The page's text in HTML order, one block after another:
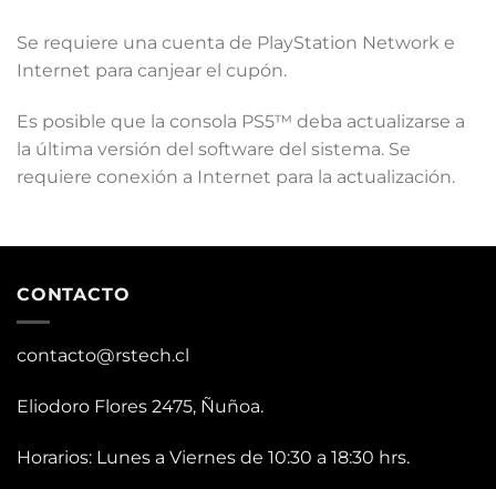
Se requiere una cuenta de PlayStation Network e
Internet para canjear el cupón.
Es posible que la consola PS5™ deba actualizarse a
la última versión del software del sistema. Se
requiere conexión a Internet para la actualización.
CONTACTO
contacto@rstech.cl
Eliodoro Flores 2475, Ñuñoa.
Horarios: Lunes a Viernes de 10:30 a 18:30 hrs.